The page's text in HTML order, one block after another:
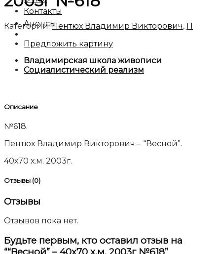
Контакты
Анонсы
Предложить картину
Категории:Пентюх Владимир Викторович, П
Владимирская школа живописи
Социалистический реализм
Описание
№618.
Пентюх Владимир Викторович – “Весной”.
40х70 х.м. 2003г.
Отзывы (0)
Отзывы
Отзывов пока нет.
Будьте первым, кто оставил отзыв на